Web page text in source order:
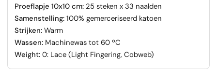
Proeflapje 10x10 cm:25 steken x 33 naalden
Samenstelling:100% gemerceriseerd katoen
Strijken:Warm
Wassen:Machinewas tot 60 ºC
Weight:0: Lace (Light Fingering, Cobweb)